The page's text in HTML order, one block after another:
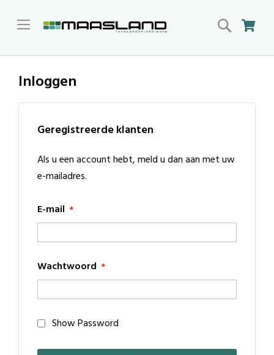
Search
Inloggen
Geregistreerde klanten
Als u een account hebt, meld u dan aan met uw
e-mailadres.
E-mail
Wachtwoord
Show Password